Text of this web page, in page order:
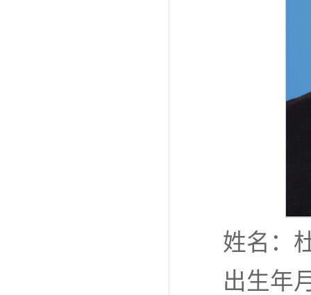
姓名：
出生年